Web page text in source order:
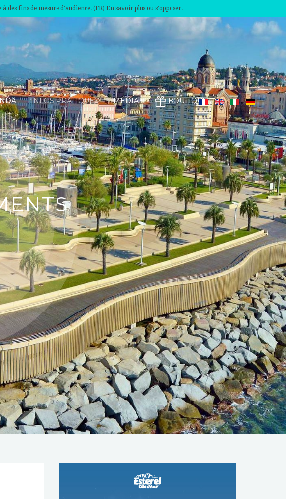
des fins de mesure d'audience. (FR) En savoir plus ou s'opposer.
INFOS PRATIQUES MÉDIA BOUTIQUE